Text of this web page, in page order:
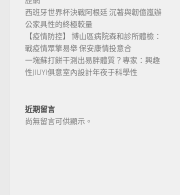
西班牙世界杯決戰阿根廷 沉著與韌億嵐辦
公家具性的終極較量
【疫情防控】 博山區病院森和診所體檢：
戰疫情眾擎易舉 保安康情投意合
一塊蘇打餅干測出易胖體質？專家：興趣
性JIUYI俱意室內設計年夜于科學性
近期留言
尚無留言可供顯示。